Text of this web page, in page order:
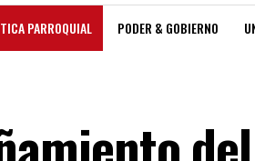
PARROQUIAL PODER & GOBIERNO